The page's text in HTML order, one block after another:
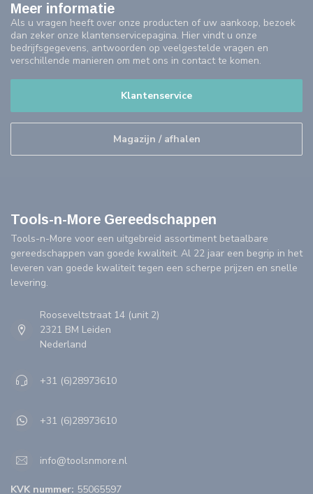
Meer informatie
Als u vragen heeft over onze producten of uw aankoop, bezoek
dan zeker onze klantenservicepagina. Hier vindt u onze
bedrijfsgegevens, antwoorden op veelgestelde vragen en
verschillende manieren om met ons in contact te komen.
Klantenservice
Magazijn / afhalen
Tools-n-More Gereedschappen
Tools-n-More voor een uitgebreid assortiment betaalbare
gereedschappen van goede kwaliteit. Al 22 jaar een begrip in het
leveren van goede kwaliteit tegen een scherpe prijzen en snelle
levering.
Rooseveltstraat 14 (unit 2)
2321 BM Leiden
Nederland
+31 (6)28973610
+31 (6)28973610
info@toolsnmore.nl
KVK nummer: 55065597